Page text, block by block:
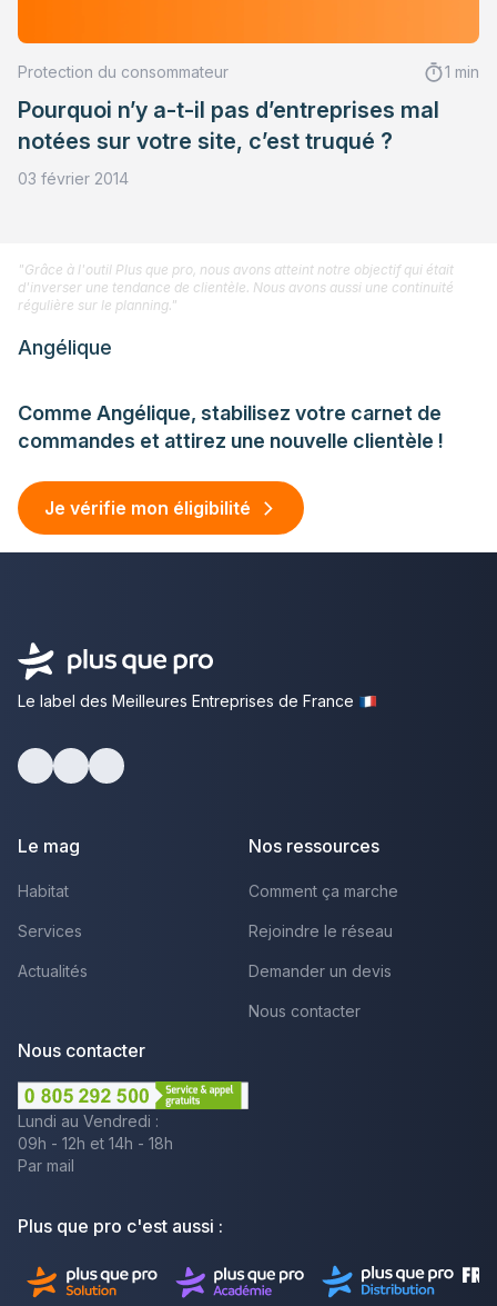
Protection du consommateur 1 min
Pourquoi n’y a-t-il pas d’entreprises mal
notées sur votre site, c’est truqué ?
03 février 2014
Comme Angélique, stabilisez votre carnet de
commandes et attirez une nouvelle clientèle !
Je vérifie mon éligibilité
"Grâce à l'outil Plus que pro, nous avons atteint notre objectif qui était
d'inverser une tendance de clientèle. Nous avons aussi une continuité
régulière sur le planning."
Angélique
Le label des Meilleures Entreprises de France
Le mag
Habitat
Services
Actualités
Nos ressources
Comment ça marche
Rejoindre le réseau
Demander un devis
Nous contacter
Nous contacter
Lundi au Vendredi :
09h - 12h et 14h - 18h
Par mail
Plus que pro c'est aussi :